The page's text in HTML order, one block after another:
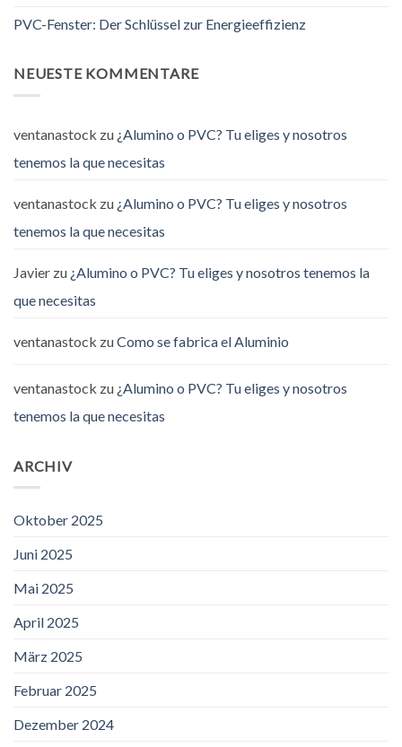
PVC-Fenster: Der Schlüssel zur Energieeffizienz
NEUESTE KOMMENTARE
ventanastock zu ¿Alumino o PVC? Tu eliges y nosotros
tenemos la que necesitas
ventanastock zu ¿Alumino o PVC? Tu eliges y nosotros
tenemos la que necesitas
Javier zu ¿Alumino o PVC? Tu eliges y nosotros tenemos la
que necesitas
ventanastock zuComo se fabrica el Aluminio
ventanastock zu ¿Alumino o PVC? Tu eliges y nosotros
tenemos la que necesitas
ARCHIV
Oktober 2025
Juni 2025
Mai 2025
April 2025
März 2025
Februar 2025
Dezember 2024